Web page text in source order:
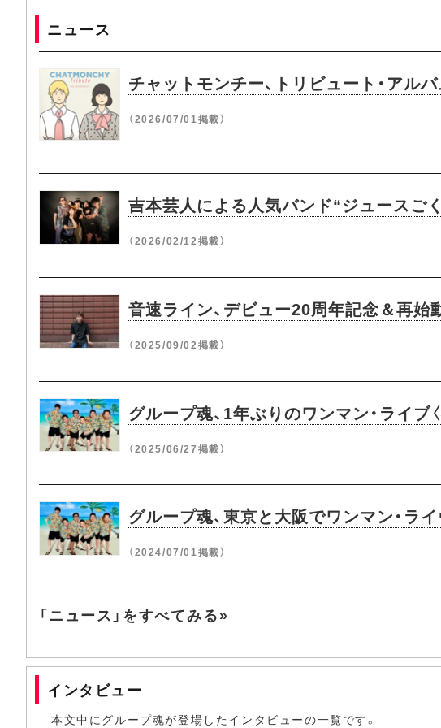
ニュース
チャットモンチー、トリビュート・アル
（2026/07/01掲載）
吉本芸人による人気バンド“ジュースご
（2026/02/12掲載）
音速ライン、デビュー20周年記念＆再始
（2025/09/02掲載）
グループ魂、1年ぶりのワンマン・ライブ
（2025/06/27掲載）
グループ魂、東京と大阪でワンマン・ラ
（2024/07/01掲載）
「ニュース」をすべてみる»
インタビュー
本文中にグループ魂が登場したインタビューの一覧です。